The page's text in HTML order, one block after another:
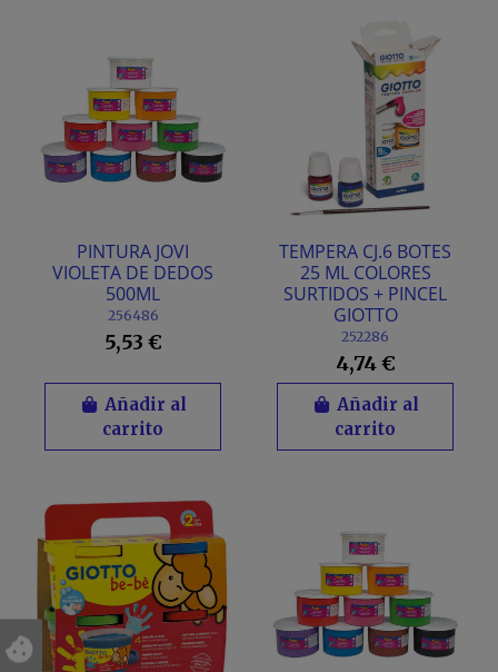
PINTURA JOVI
VIOLETA DE DEDOS
500ML
256486
5,53 €
Añadir al
carrito
TEMPERA CJ.6 BOTES
25 ML COLORES
SURTIDOS + PINCEL
GIOTTO
252286
4,74 €
Añadir al
carrito